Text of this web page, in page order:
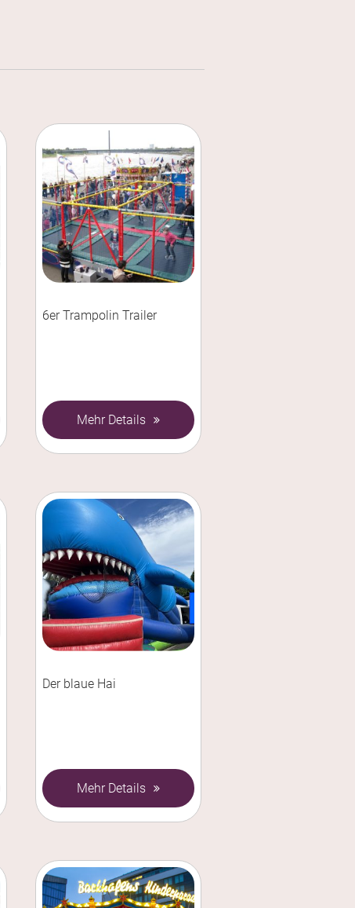
6er Trampolin Trailer
Mehr Details
Der blaue Hai
Mehr Details